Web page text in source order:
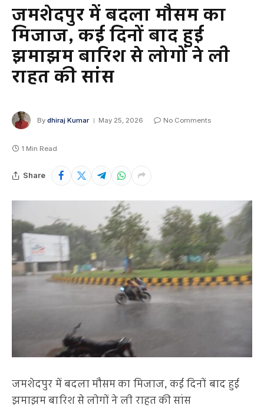
जमशेदपुर में बदला मौसम का
मिजाज, कई दिनों बाद हुई
झमाझम बारिश से लोगों ने ली
राहत की सांस
By dhiraj Kumar May 25, 2026 No Comments
1 Min Read
Share
जमशेदपुर में बदला मौसम का मिजाज, कई दिनों बाद हुई
झमाझम बारिश से लोगों ने ली राहत की सांस